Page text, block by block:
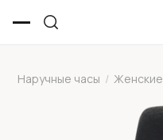
Наручные часы / Женские